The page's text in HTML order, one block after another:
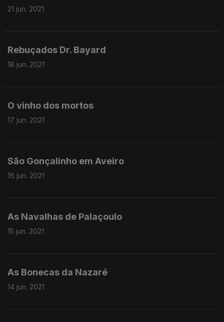
21 jun. 2021
Rebuçados Dr. Bayard
18 jun. 2021
O vinho dos mortos
17 jun. 2021
São Gonçalinho em Aveiro
16 jun. 2021
As Navalhas de Palaçoulo
15 jun. 2021
As Bonecas da Nazaré
14 jun. 2021